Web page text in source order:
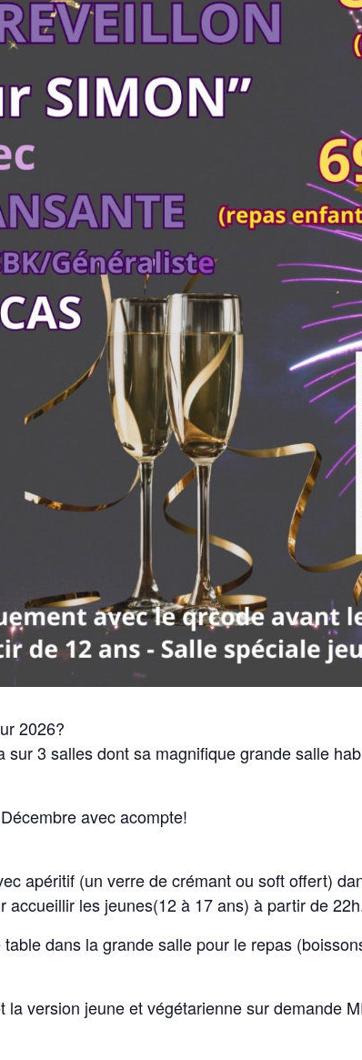
2026?
3 salles dont sa magnifique grande salle
avec acompte!
apéritif (un verre de crémant ou soft offert)
les jeunes(12 à 17 ans) à partir de
dans la grande salle pour le repas
version jeune et végétarienne sur demande